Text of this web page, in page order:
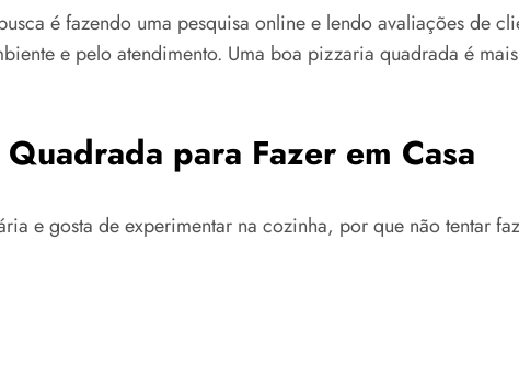
é fazendo uma pesquisa online e lendo avaliações de
e pelo atendimento. Uma boa pizzaria quadrada é
para Fazer em Casa
e gosta de experimentar na cozinha, por que não tentar